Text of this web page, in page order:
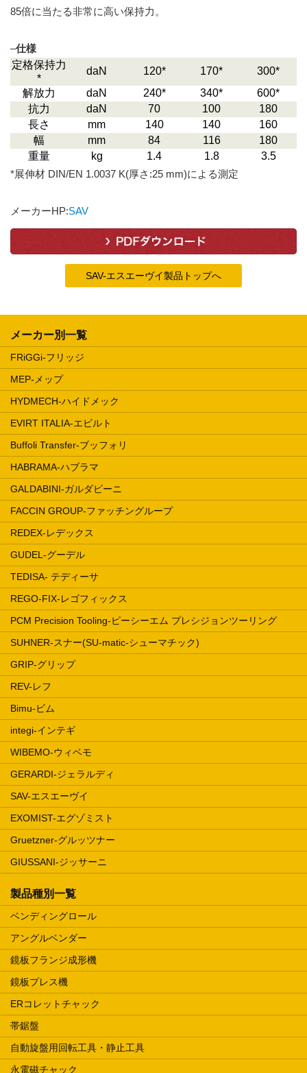
85倍に当たる非常に高い保持力。
–仕様
定格保持力
*
daN 120* 170*
300*
解放力
daN 240* 340*
600*
抗力
daN 70 100
180
長さ
mm 140 140
160
幅
mm 84 116
180
重量
kg 1.4 1.8
3.5
*展伸材 DIN/EN 1.0037 K(厚さ:25 mm)による測定
メーカーHP:SAV
SAV-エスエーヴイ製品トップへ
メーカー別一覧
FRiGGi-フリッジ
MEP-メップ
HYDMECH-ハイドメック
EVIRT ITALIA-エビルト
Buffoli Transfer-ブッフォリ
HABRAMA-ハブラマ
GALDABINI-ガルダビーニ
FACCIN GROUP-ファッチングループ
REDEX-レデックス
GUDEL-グーデル
TEDISA- テディーサ
REGO-FIX-レゴフィックス
PCM Precision Tooling-ピーシーエム プレシジョンツーリング
SUHNER-スナー(SU-matic-シューマチック)
GRIP-グリップ
REV-レフ
Bimu-ビム
integi-インテギ
WIBEMO-ウィベモ
GERARDI-ジェラルディ
SAV-エスエーヴイ
EXOMIST-エグゾミスト
Gruetzner-グルッツナー
GIUSSANI-ジッサーニ
製品種別一覧
ベンディングロール
アングルベンダー
鏡板フランジ成形機
鏡板プレス機
ERコレットチャック
帯鋸盤
自動旋盤用回転工具・静止工具
永電磁チャック